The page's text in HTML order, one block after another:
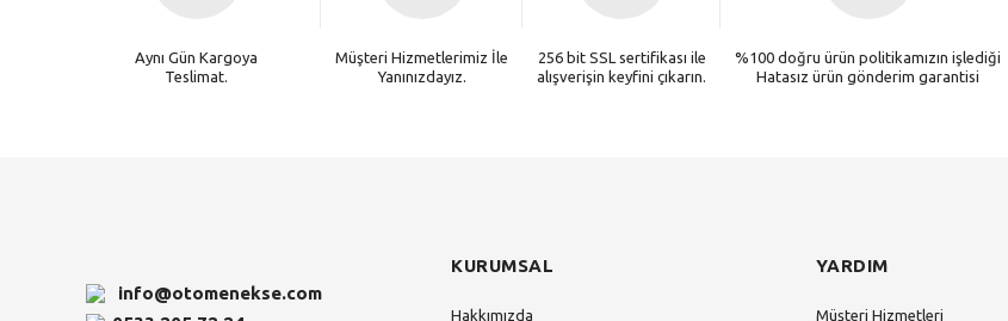
Aynı Gün Kargoya
Teslimat.
Müşteri Hizmetlerimiz İle
Yanınızdayız.
256 bit SSL sertifikası ile
alışverişin keyfini çıkarın.
%100 doğru ürün politikamızın işlediği
Hatasız ürün gönderim garantisi
info@otomenekse.com
KURUMSAL
Hakkımızda
YARDIM
Müşteri Hizmetleri